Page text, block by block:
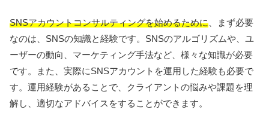
SNSアカウントコンサルティングを始めるために 、まず必要
なのは、SNSの知識と経験です。SNSのアルゴリズムや、ユ
ーザーの動向、マーケティング手法など、様々な知識が必要
です。また、実際にSNSアカウントを運用した経験も必要で
す。運用経験があることで、クライアントの悩みや課題を理
解し、適切なアドバイスをすることができます。